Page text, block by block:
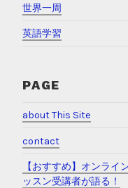
世界一周
英語学習
PAGE
about This Site
contact
【おすすめ】オンライ
ッスン受講者が語る！